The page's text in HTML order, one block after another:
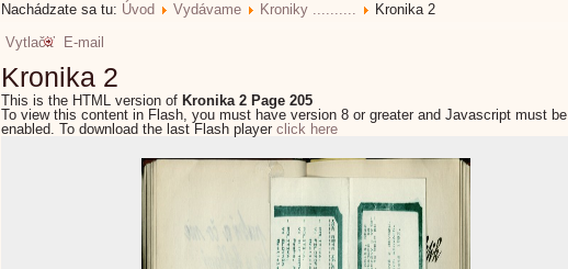
Nachádzate sa tu: Úvod Vydávame Kroniky ..........
Kronika 2
Vytlačiť
E-mail
Kronika 2
This is the HTML version of Kronika 2 Page 205
To view this content in Flash, you must have version 8 or greater and Javascript must be
enabled. To download the last Flash player click here